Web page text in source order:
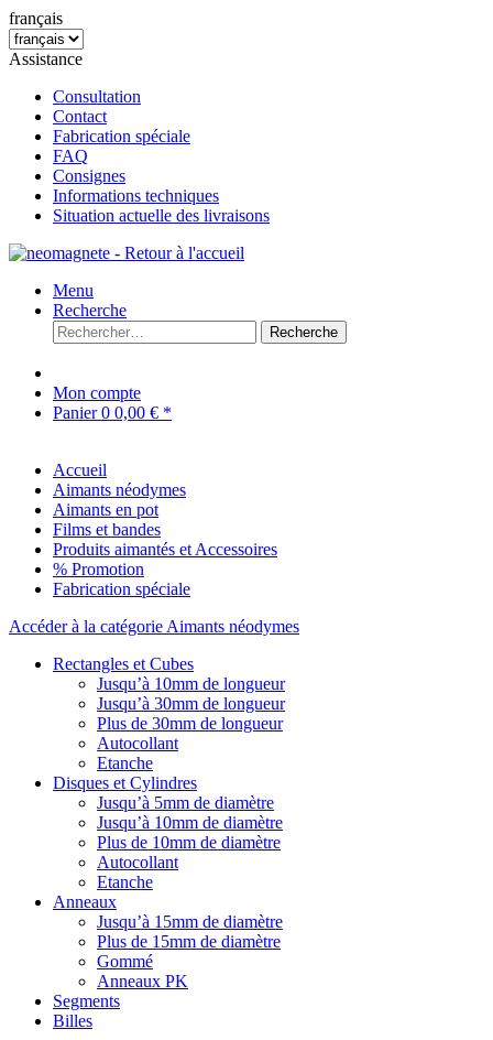
français
Assistance
Consultation
Contact
Fabrication spéciale
FAQ
Consignes
Informations techniques
Situation actuelle des livraisons
Menu
Recherche
Recherche
Mon compte
Panier0 0,00 € *
Accueil
Aimants néodymes
Aimants en pot
Films et bandes
Produits aimantés et Accessoires
% Promotion
Fabrication spéciale
Accéder à la catégorie Aimants néodymes
Rectangles et Cubes
Jusqu’à 10mm de longueur
Jusqu’à 30mm de longueur
Plus de 30mm de longueur
Autocollant
Etanche
Disques et Cylindres
Jusqu’à 5mm de diamètre
Jusqu’à 10mm de diamètre
Plus de 10mm de diamètre
Autocollant
Etanche
Anneaux
Jusqu’à 15mm de diamètre
Plus de 15mm de diamètre
Gommé
Anneaux PK
Segments
Billes